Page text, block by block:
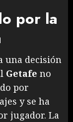
por la
una decisión
Getafe no
por
y se ha
jugador. La